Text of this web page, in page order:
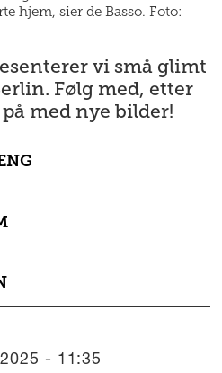
hjem, sier de Basso. Foto:
vi små glimt
Følg med, etter
med nye bilder!
- 11:35